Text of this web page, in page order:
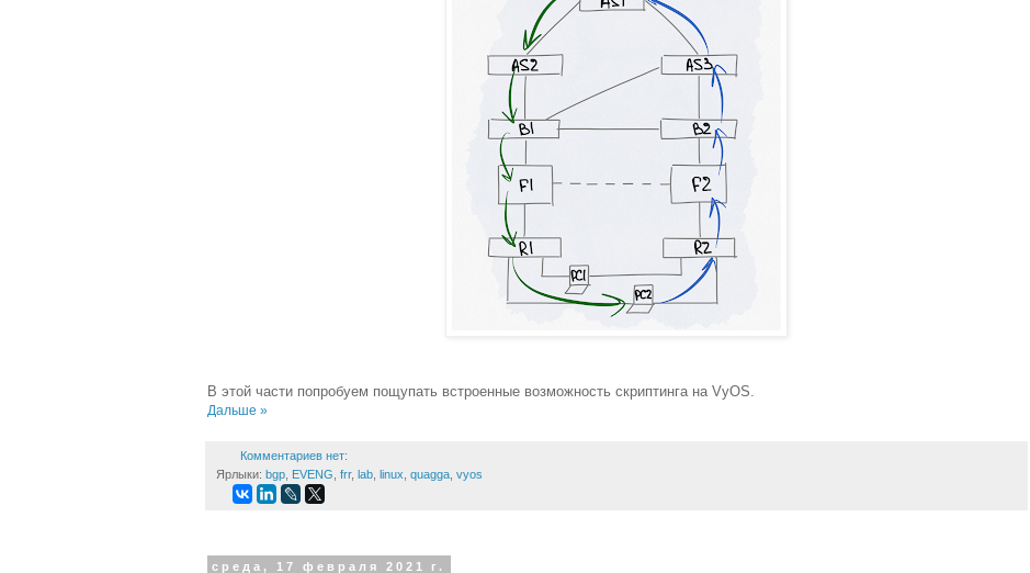
В этой части попробуем пощупать встроенные возможность скриптинга на VyOS.
Дальше »
Комментариев нет:
Ярлыки: bgp EVENG frr, lab linux quagga vyos
среда, 17 февраля 2021 г.